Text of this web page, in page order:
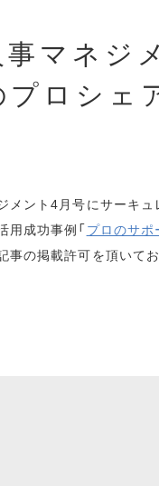
事マネジ
プロシェ
メント4月号にサーキ
用成功事例「プロのサ
の掲載許可を頂いてお